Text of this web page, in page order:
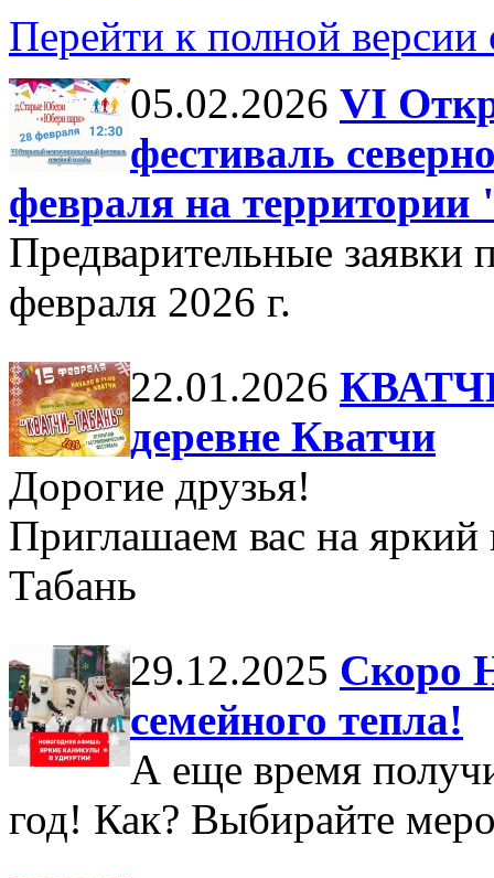
Перейти к полной версии
05.02.2026 VI
фестиваль
февраля на
Предварительные
февраля 2026 г.
22.01.2026
деревне Кватчи
Дорогие друзья!
Приглашаем вас на
Табань
29.12.2025 Скоро
семейного тепла!
А еще время
год! Как? Выбирайте